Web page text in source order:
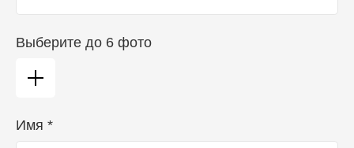
Выберите до 6 фото
Имя *